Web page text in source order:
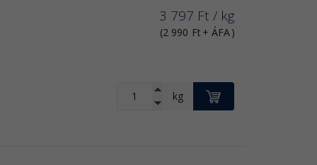
3 797 Ft / kg
(2 990 Ft + ÁFA)
kg